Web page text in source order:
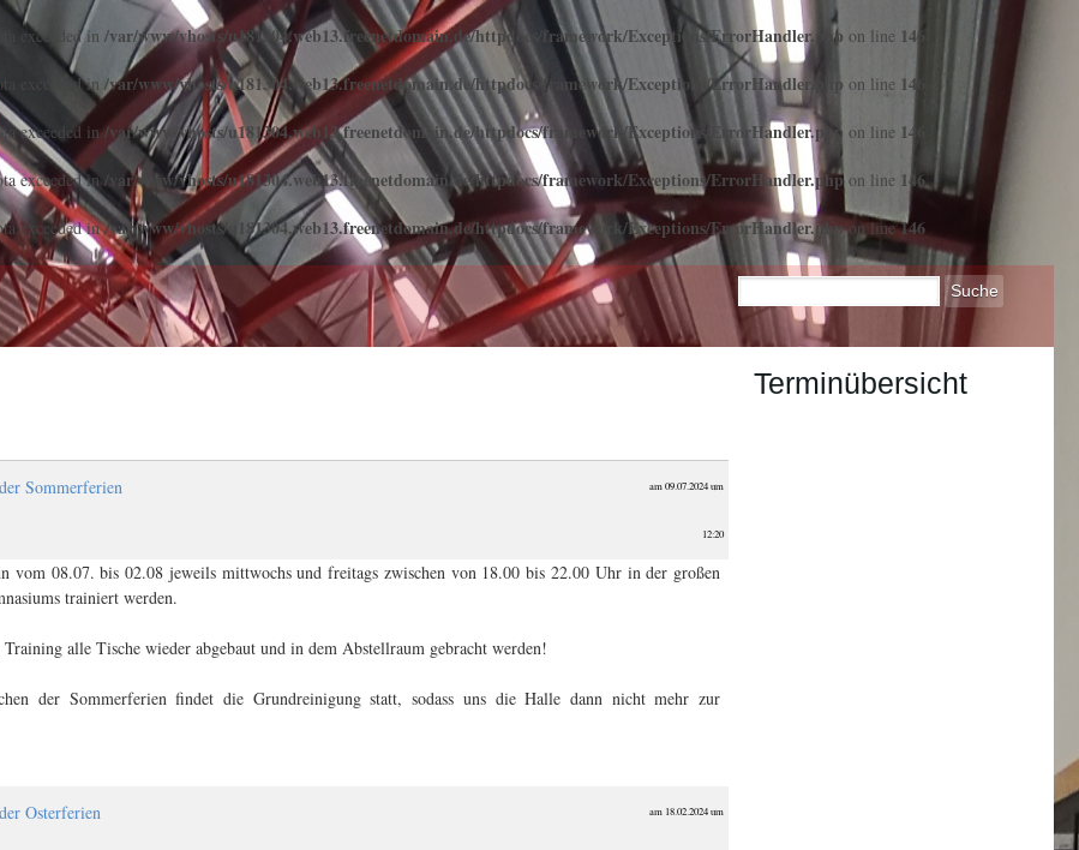
exceeded in /var/www/vhosts/u181304.web13.freenetdomain.de/httpdocs/framework/Exceptions/ErrorHandler.php on line 146
exceeded in /var/www/vhosts/u181304.web13.freenetdomain.de/httpdocs/framework/Exceptions/ErrorHandler.php on line 146
exceeded in/var/www/vhosts/u181304.web13.freenetdomain.de/httpdocs/framework/Exceptions/ErrorHandler.php on line 146
exceeded in /var/www/vhosts/u181304.web13.freenetdomain.de/httpdocs/framework/Exceptions/ErrorHandler.phpon line 146
exceeded in/var/www/vhosts/u181304.web13.freenetdomain.de/httpdocs/framework/Exceptions/ErrorHandler.phpon line146
Terminübersicht
Sommerferien am 09.07.2024 um
12:20
vom 08.07. bis 02.08 jeweils mittwochs und freitags zwischen von 18.00 bis 22.00 Uhr in der großen
trainiert werden.
Training alle Tische wieder abgebaut und in dem Abstellraum gebracht werden!
der Sommerferien findet die Grundreinigung statt, sodass uns die Halle dann nicht mehr zur
Osterferien am 18.02.2024 um